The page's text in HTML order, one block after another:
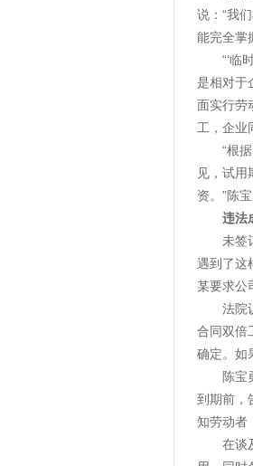
说：“我
能完全掌
“‘临
是相对于
面实行劳
工，企业
“根
见，试
资。”陈宝
违法
未签
遇到了这
某要求公
法院
合同双倍
确定。如
陈宝
到期前，
知劳动者
在谈